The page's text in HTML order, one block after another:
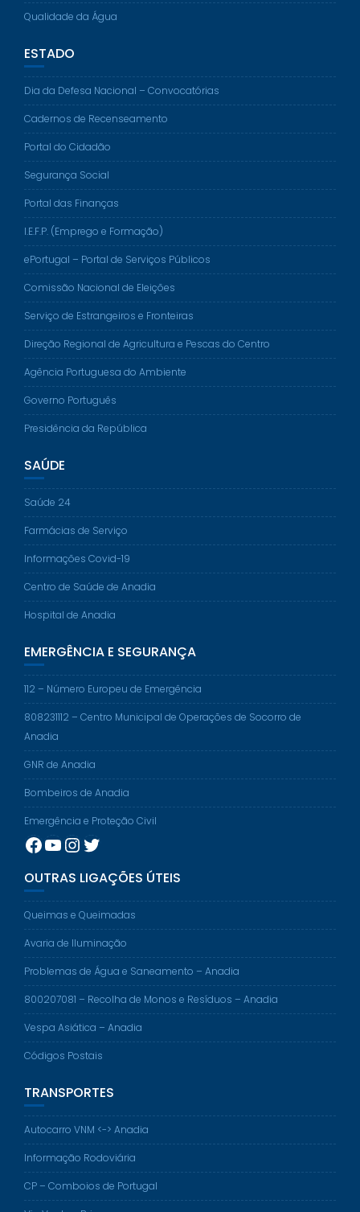
Qualidade da Água
ESTADO
Dia da Defesa Nacional – Convocatórias
Cadernos de Recenseamento
Portal do Cidadão
Segurança Social
Portal das Finanças
I.E.F.P. (Emprego e Formação)
ePortugal – Portal de Serviços Públicos
Comissão Nacional de Eleições
Serviço de Estrangeiros e Fronteiras
Direção Regional de Agricultura e Pescas do Centro
Agência Portuguesa do Ambiente
Governo Português
Presidência da República
SAÚDE
Saúde 24
Farmácias de Serviço
Informações Covid-19
Centro de Saúde de Anadia
Hospital de Anadia
EMERGÊNCIA E SEGURANÇA
112 – Número Europeu de Emergência
808231112 – Centro Municipal de Operações de Socorro de
Anadia
GNR de Anadia
Bombeiros de Anadia
Emergência e Proteção Civil
Facebook
YouTube
Instagram
Twitter
OUTRAS LIGAÇÕES ÚTEIS
Queimas e Queimadas
Avaria de Iluminação
Problemas de Água e Saneamento – Anadia
800207081 – Recolha de Monos e Resíduos – Anadia
Vespa Asiática – Anadia
Códigos Postais
TRANSPORTES
Autocarro VNM <-> Anadia
Informação Rodoviária
CP – Comboios de Portugal